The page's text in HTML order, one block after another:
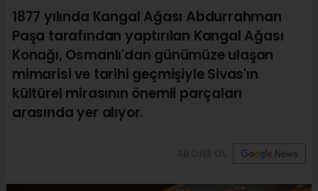
1877 yılında Kangal Ağası Abdurrahman
Paşa tarafından yaptırılan Kangal Ağası
Konağı, Osmanlı'dan günümüze ulaşan
mimarisi ve tarihi geçmişiyle Sivas'ın
kültürel mirasının önemli parçaları
arasında yer alıyor.